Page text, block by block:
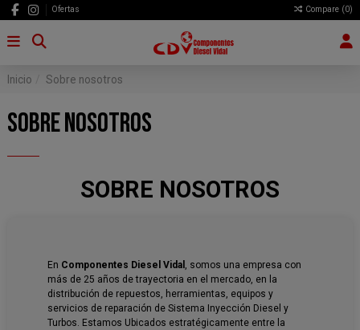
Ofertas Compare (0)
Inicio Sobre nosotros
SOBRE NOSOTROS
SOBRE NOSOTROS
En Componentes Diesel Vidal , somos una empresa con
más de 25 años de trayectoria en el mercado, en la
distribución de repuestos, herramientas, equipos y
servicios de reparación de Sistema Inyección Diesel y
Turbos. Estamos Ubicados estratégicamente entre la